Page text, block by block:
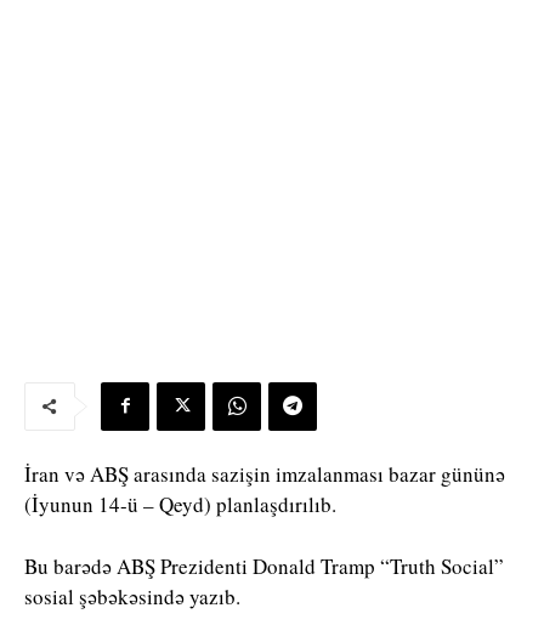
İran və ABŞ arasında sazişin imzalanması bazar gününə
(İyunun 14-ü – Qeyd) planlaşdırılıb.
Bu barədə ABŞ Prezidenti Donald Tramp “Truth Social”
sosial şəbəkəsində yazıb.